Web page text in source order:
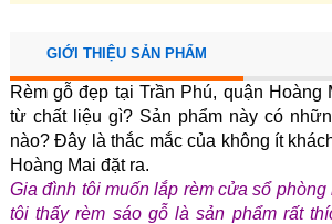
GIỚI THIỆU SẢN PHẨM
Rèm gỗ đẹp tại Trần Phú, quận Hoàng
từ chất liệu gì? Sản phẩm này có
nào? Đây là thắc mắc của không ít
Hoàng Mai đặt ra.
Gia đình tôi muốn lắp rèm cửa sổ phòng
tôi thấy rèm sáo gỗ là sản phẩm rất